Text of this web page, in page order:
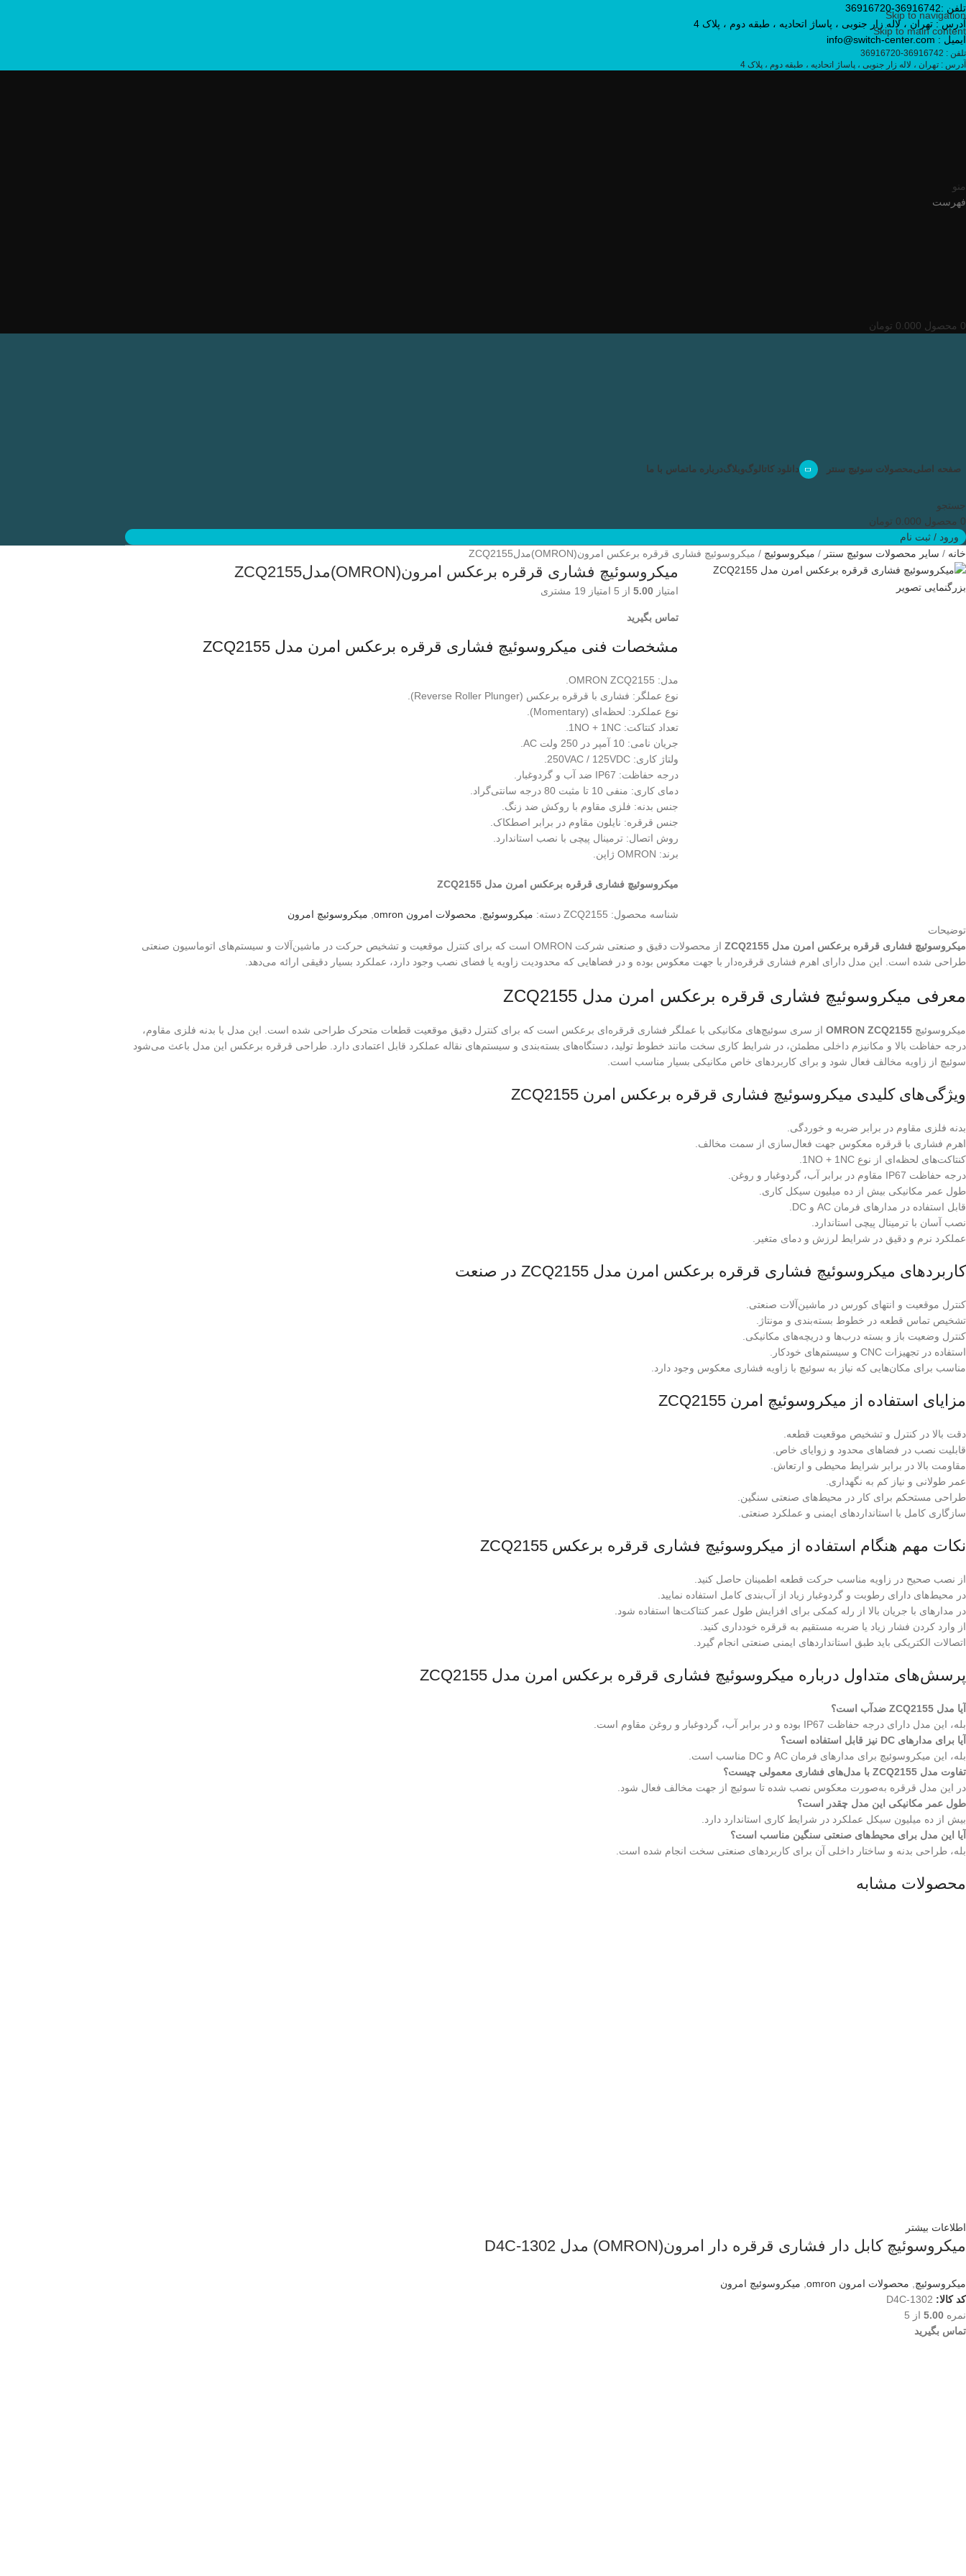
Skip to navigation
Skip to main content
تلفن :36916742-36916720
آدرس : تهران ، لاله زار جنوبی ، پاساژ اتحادیه ، طبقه دوم ، پلاک 4
ایمیل : info@switch-center.com
تلفن : 36916742-36916720
آدرس : تهران ، لاله زار جنوبی ، پاساژ اتحادیه ، طبقه دوم ، پلاک 4
منو
فهرست
0 محصول 0.000 تومان
صفحه اصلیمحصولات سوئیچ سنتر دانلود کاتالوگوبلاگدرباره ماتماس با ما
جستجو
0 محصول 0.000 تومان
ورود / ثبت نام
خانه
سایر محصولات سوئیچ سنتر میکروسوئیچ میکروسوئیچ فشاری قرقره برعکس امرون(OMRON)مدلZCQ2155
بزرگنمایی تصویر
میکروسوئیچ فشاری قرقره برعکس امرون(OMRON)مدلZCQ2155
امتیاز 5.00 از 5 امتیاز 19 مشتری
تماس بگیرید
مشخصات فنی میکروسوئیچ فشاری قرقره‌ برعکس امرن مدل ZCQ2155
مدل: OMRON ZCQ2155.
نوع عملگر: فشاری با قرقره برعکس (Reverse Roller Plunger).
نوع عملکرد: لحظه‌ای (Momentary).
تعداد کنتاکت: 1NO + 1NC.
جریان نامی: 10 آمپر در 250 ولت AC.
ولتاژ کاری: 250VAC / 125VDC.
درجه حفاظت: IP67 ضد آب و گردوغبار.
دمای کاری: منفی 10 تا مثبت 80 درجه سانتی‌گراد.
جنس بدنه: فلزی مقاوم با روکش ضد زنگ.
جنس قرقره: نایلون مقاوم در برابر اصطکاک.
روش اتصال: ترمینال پیچی با نصب استاندارد.
برند: OMRON ژاپن.
میکروسوئیچ فشاری قرقره‌ برعکس امرن مدل ZCQ2155
شناسه محصول: ZCQ2155 دسته: میکروسوئیچ محصولات امرون omron
میکروسوئیچ امرون
توضیحات
میکروسوئیچ فشاری قرقره‌ برعکس امرن مدل ZCQ2155
از محصولات دقیق و صنعتی شرکت OMRON است که برای کنترل موقعیت و تشخیص حرکت در ماشین‌آلات و سیستم‌های اتوماسیون صنعتی
طراحی شده است. این مدل دارای اهرم فشاری قرقره‌دار با جهت معکوس بوده و در فضاهایی که محدودیت زاویه یا فضای نصب وجود دارد، عملکرد بسیار دقیقی ارائه می‌دهد.
معرفی میکروسوئیچ فشاری قرقره‌ برعکس امرن مدل ZCQ2155
میکروسوئیچ OMRON ZCQ2155 از سری سوئیچ‌های مکانیکی با عملگر فشاری قرقره‌ای برعکس است که برای کنترل دقیق موقعیت قطعات متحرک طراحی شده است. این مدل با بدنه فلزی مقاوم،
درجه حفاظت بالا و مکانیزم داخلی مطمئن، در شرایط کاری سخت مانند خطوط تولید، دستگاه‌های بسته‌بندی و سیستم‌های نقاله عملکرد قابل اعتمادی دارد. طراحی قرقره برعکس این مدل باعث می‌شود
سوئیچ از زاویه مخالف فعال شود و برای کاربردهای خاص مکانیکی بسیار مناسب است.
ویژگی‌های کلیدی میکروسوئیچ فشاری قرقره‌ برعکس امرن ZCQ2155
بدنه فلزی مقاوم در برابر ضربه و خوردگی.
اهرم فشاری با قرقره معکوس جهت فعال‌سازی از سمت مخالف.
کنتاکت‌های لحظه‌ای از نوع 1NO + 1NC.
درجه حفاظت IP67 مقاوم در برابر آب، گردوغبار و روغن.
طول عمر مکانیکی بیش از ده میلیون سیکل کاری.
قابل استفاده در مدارهای فرمان AC و DC.
نصب آسان با ترمینال پیچی استاندارد.
عملکرد نرم و دقیق در شرایط لرزش و دمای متغیر.
کاربردهای میکروسوئیچ فشاری قرقره‌ برعکس امرن مدل ZCQ2155 در صنعت
کنترل موقعیت و انتهای کورس در ماشین‌آلات صنعتی.
تشخیص تماس قطعه در خطوط بسته‌بندی و مونتاژ.
کنترل وضعیت باز و بسته درب‌ها و دریچه‌های مکانیکی.
استفاده در تجهیزات CNC و سیستم‌های خودکار.
مناسب برای مکان‌هایی که نیاز به سوئیچ با زاویه فشاری معکوس وجود دارد.
مزایای استفاده از میکروسوئیچ امرن ZCQ2155
دقت بالا در کنترل و تشخیص موقعیت قطعه.
قابلیت نصب در فضاهای محدود و زوایای خاص.
مقاومت بالا در برابر شرایط محیطی و ارتعاش.
عمر طولانی و نیاز کم به نگهداری.
طراحی مستحکم برای کار در محیط‌های صنعتی سنگین.
سازگاری کامل با استانداردهای ایمنی و عملکرد صنعتی.
نکات مهم هنگام استفاده از میکروسوئیچ فشاری قرقره‌ برعکس ZCQ2155
از نصب صحیح در زاویه مناسب حرکت قطعه اطمینان حاصل کنید.
در محیط‌های دارای رطوبت و گردوغبار زیاد از آب‌بندی کامل استفاده نمایید.
در مدارهای با جریان بالا از رله کمکی برای افزایش طول عمر کنتاکت‌ها استفاده شود.
از وارد کردن فشار زیاد یا ضربه مستقیم به قرقره خودداری کنید.
اتصالات الکتریکی باید طبق استانداردهای ایمنی صنعتی انجام گیرد.
پرسش‌های متداول درباره میکروسوئیچ فشاری قرقره‌ برعکس امرن مدل ZCQ2155
آیا مدل ZCQ2155 ضدآب است؟
بله، این مدل دارای درجه حفاظت IP67 بوده و در برابر آب، گردوغبار و روغن مقاوم است.
آیا برای مدارهای DC نیز قابل استفاده است؟
بله، این میکروسوئیچ برای مدارهای فرمان AC و DC مناسب است.
تفاوت مدل ZCQ2155 با مدل‌های فشاری معمولی چیست؟
در این مدل قرقره به‌صورت معکوس نصب شده تا سوئیچ از جهت مخالف فعال شود.
طول عمر مکانیکی این مدل چقدر است؟
بیش از ده میلیون سیکل عملکرد در شرایط کاری استاندارد دارد.
آیا این مدل برای محیط‌های صنعتی سنگین مناسب است؟
بله، طراحی بدنه و ساختار داخلی آن برای کاربردهای صنعتی سخت انجام شده است.
محصولات مشابه
اطلاعات بیشتر
میکروسوئیچ کابل دار فشاری قرقره دار امرون(OMRON) مدل D4C-1302
میکروسوئیچ محصولات امرون omron
میکروسوئیچ امرون
کد کالا: D4C-1302
نمره 5.00 از 5
تماس بگیرید